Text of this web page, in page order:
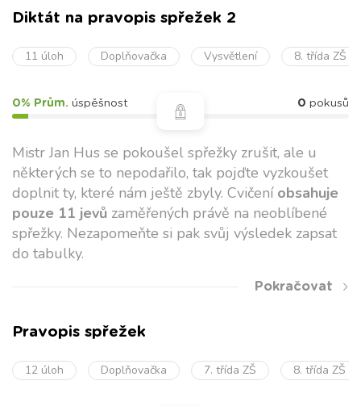
Diktát na pravopis spřežek 2
11 úloh Doplňovačka Vysvětlení 8. třída ZŠ
0% Prům. úspěšnost 0 pokusů
Mistr Jan Hus se pokoušel spřežky zrušit, ale u
některých se to nepodařilo, tak pojďte vyzkoušet
doplnit ty, které nám ještě zbyly. Cvičení obsahuje
pouze 11 jevů zaměřených právě na neoblíbené
spřežky. Nezapomeňte si pak svůj výsledek zapsat
do tabulky.
Pokračovat
Pravopis spřežek
12 úloh Doplňovačka 7. třída ZŠ 8. třída ZŠ